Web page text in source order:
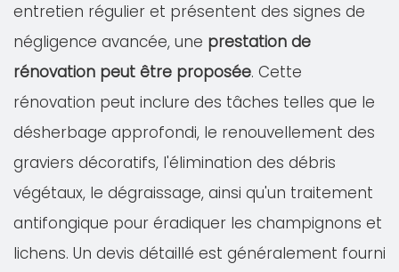
entretien régulier et présentent des signes de
négligence avancée, une prestation de
rénovation peut être proposée. Cette
rénovation peut inclure des tâches telles que le
désherbage approfondi, le renouvellement des
graviers décoratifs, l'élimination des débris
végétaux, le dégraissage, ainsi qu'un traitement
antifongique pour éradiquer les champignons et
lichens. Un devis détaillé est généralement fourni